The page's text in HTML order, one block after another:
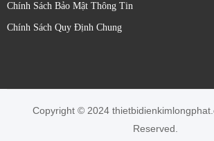
Chính Sách Bảo Mật Thông Tin
Chính Sách Quy Định Chung
Copyright © 2024
Reserved.